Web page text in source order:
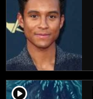
player2